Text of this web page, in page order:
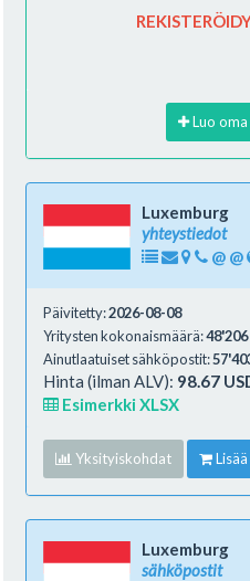
Luo
Luxemburg
yhteystiedot
@ @
Päivitetty:2026-08-08
Yritysten kokonaismäärä:48'206
Ainutlaatuiset sähköpostit:
Hinta (ilman ALV): 98.67
Esimerkki XLSX
Yksityiskohdat
Luxemburg
sähköpostit